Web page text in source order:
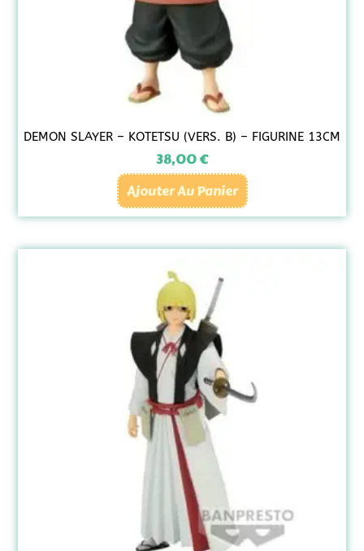
DEMON SLAYER – KOTETSU (VERS. B) – FIGURINE 13CM
38,00€
Ajouter Au Panier